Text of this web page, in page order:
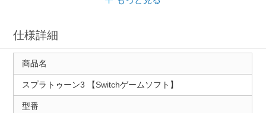
仕様詳細
商品名
スプラトゥーン3 【Switchゲームソフト】
型番